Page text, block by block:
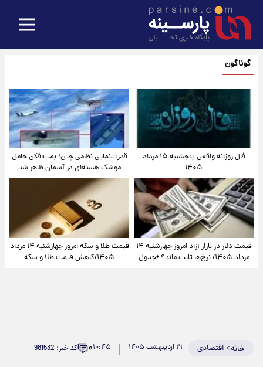
گوناگون
فال روزانه واقعی پنجشنبه ۱۵ مرداد
۱۴۰۵
قدرت‌نمایی نظامی چین؛ بمب‌افکن حامل
موشک هسته‌ای در آسمان ظاهر شد
قیمت دلار در بازار آزاد امروز چهارشنبه ۱۴
مرداد ۱۴۰۵/ نرخ‌ها ثابت ماند؟ +جدول
قیمت طلا و سکه امروز چهارشنبه ۱۴ مرداد
۱۴۰۵/کاهش قیمت طلا و سکه
خانه>اقتصادی ۲۱ اردیبهشت ۱۴۰۵ ۱۰:۴۵۰ کد خبر: 981532